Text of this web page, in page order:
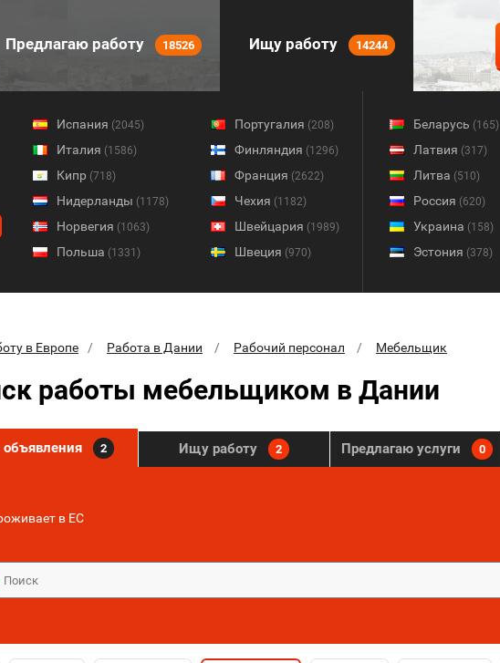
Предлагаю работу 18526 Ищу работу 14244
Испания (2045)
Италия (1586)
Кипр (718)
Нидерланды (1178)
Норвегия (1063)
Польша (1331)
Португалия (208)
Финляндия (1296)
Франция (2622)
Чехия (1182)
Швейцария (1989)
Швеция (970)
Беларусь (165)
Латвия (317)
Литва (510)
Россия (620)
Украина (158)
Эстония (378)
в Европе Работа в Дании Рабочий персонал Мебельщик
работы мебельщиком в Дании
объявления 2 Ищу работу 2 Предлагаю услуги 0
в ЕС